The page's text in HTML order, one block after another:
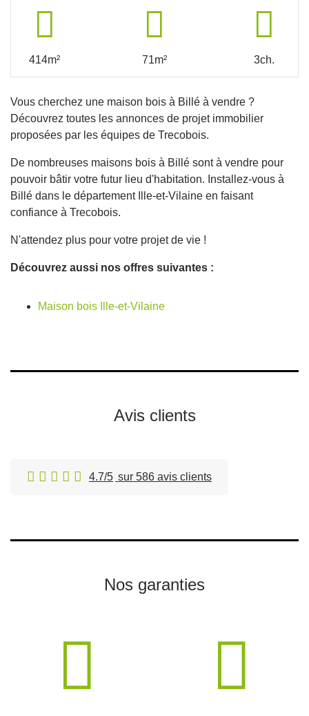
414m² 71m² 3ch.
Vous cherchez une maison bois à Billé à vendre ?
Découvrez toutes les annonces de projet immobilier
proposées par les équipes de Trecobois.
De nombreuses maisons bois à Billé sont à vendre pour
pouvoir bâtir votre futur lieu d'habitation. Installez-vous à
Billé dans le département Ille-et-Vilaine en faisant
confiance à Trecobois.
N'attendez plus pour votre projet de vie !
Découvrez aussi nos offres suivantes :
Maison bois Ille-et-Vilaine
Avis clients
4.7/5 sur 586 avis clients
Nos garanties